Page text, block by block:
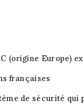
(origine Europe)
françaises
de sécurité